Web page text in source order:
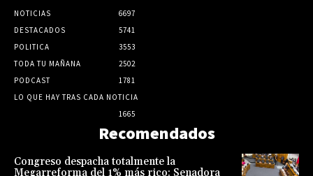
NOTICIAS
6697
DESTACADOS
5741
POLITICA
3553
TODA TU MAÑANA
2502
PODCAST
1781
LO QUE HAY TRAS CADA NOTICIA
1665
Recomendados
Congreso despacha totalmente la
Megarreforma del 1% más rico: Senadora